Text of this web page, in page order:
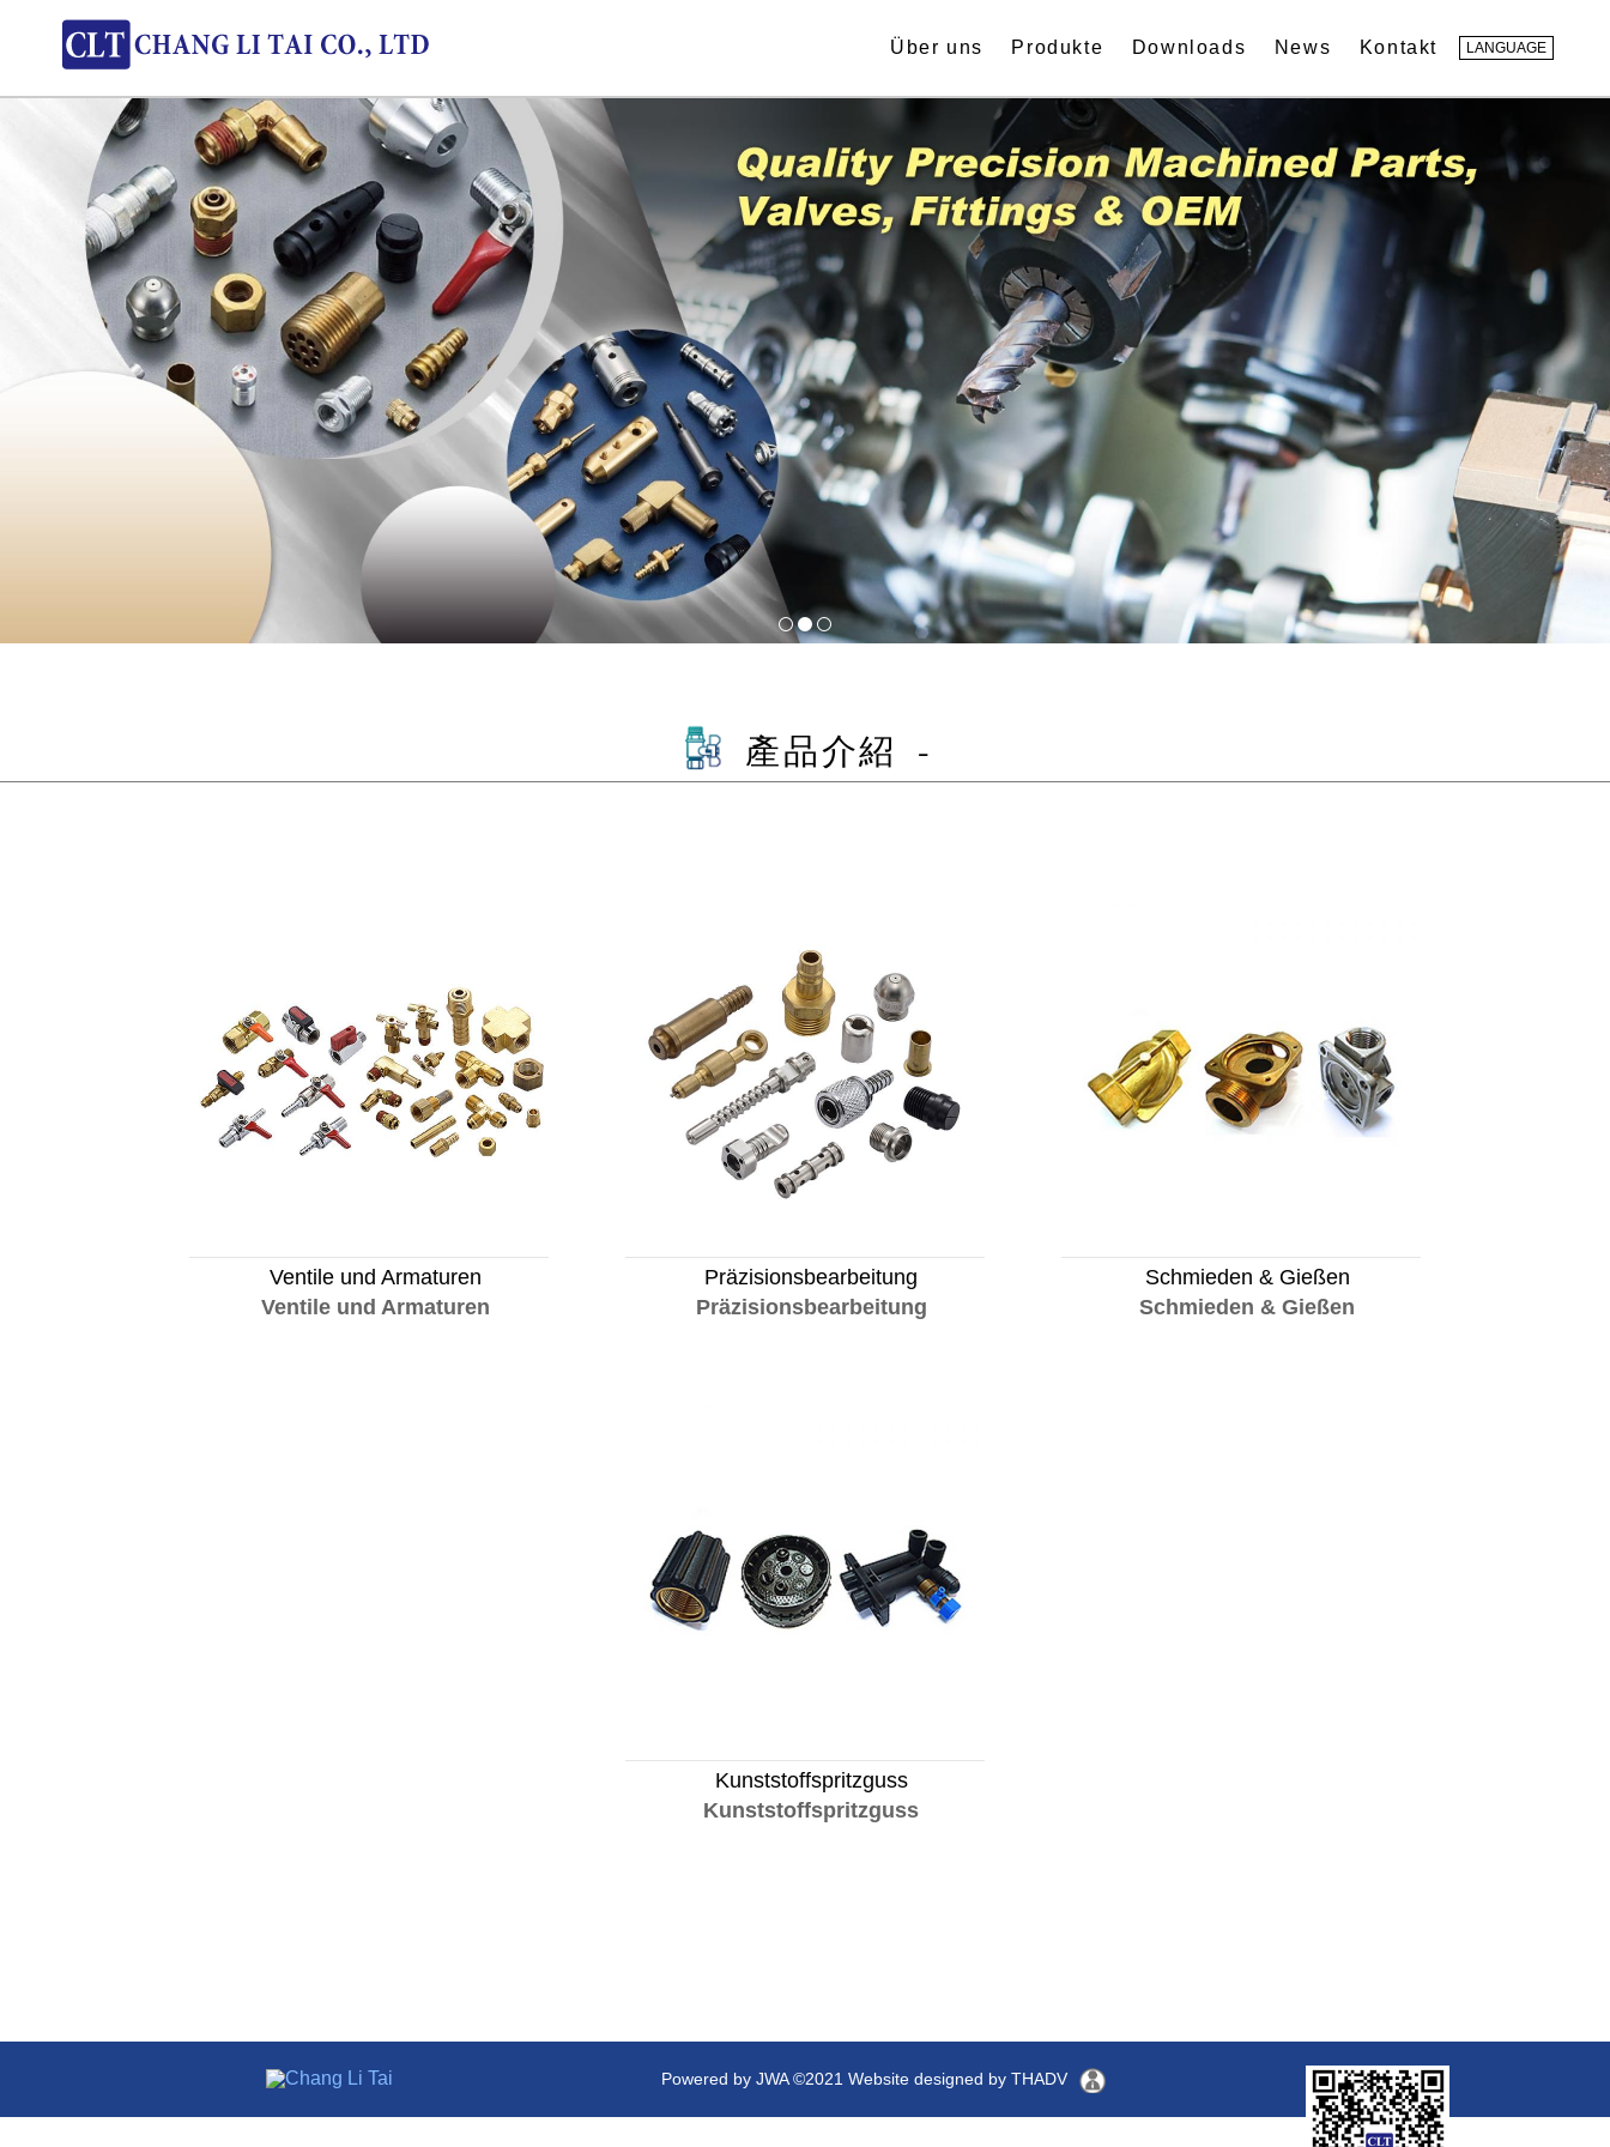
Über uns Produkte Downloads News Kontakt LANGUAGE
產品介紹 -
Ventile und Armaturen
Ventile und Armaturen
Präzisionsbearbeitung
Präzisionsbearbeitung
Schmieden & Gießen
Schmieden & Gießen
Kunststoffspritzguss
Kunststoffspritzguss
Powered by JWA©2021 Website designed by THADV